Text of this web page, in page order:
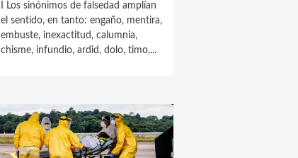
I Los sinónimos de falsedad amplían
el sentido, en tanto: engaño, mentira,
embuste, inexactitud, calumnia,
chisme, infundio, ardid, dolo, timo....